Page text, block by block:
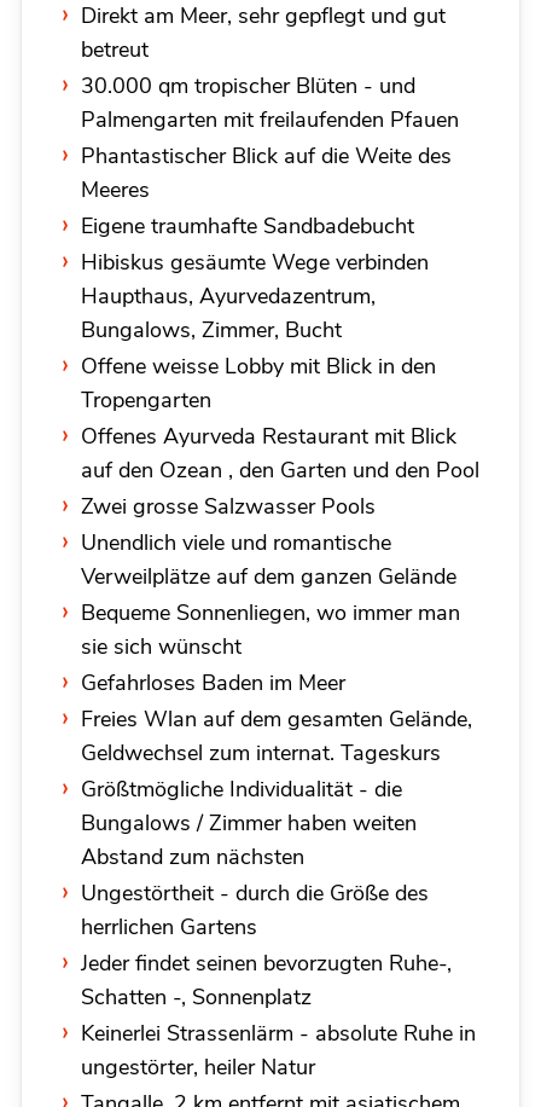
Direkt am Meer, sehr gepflegt und gut
betreut
30.000 qm tropischer Blüten - und
Palmengarten mit freilaufenden Pfauen
Phantastischer Blick auf die Weite des
Meeres
Eigene traumhafte Sandbadebucht
Hibiskus gesäumte Wege verbinden
Haupthaus, Ayurvedazentrum,
Bungalows, Zimmer, Bucht
Offene weisse Lobby mit Blick in den
Tropengarten
Offenes Ayurveda Restaurant mit Blick
auf den Ozean , den Garten und den Pool
Zwei grosse Salzwasser Pools
Unendlich viele und romantische
Verweilplätze auf dem ganzen Gelände
Bequeme Sonnenliegen, wo immer man
sie sich wünscht
Gefahrloses Baden im Meer
Freies Wlan auf dem gesamten Gelände,
Geldwechsel zum internat. Tageskurs
Größtmögliche Individualität - die
Bungalows / Zimmer haben weiten
Abstand zum nächsten
Ungestörtheit - durch die Größe des
herrlichen Gartens
Jeder findet seinen bevorzugten Ruhe-,
Schatten -, Sonnenplatz
Keinerlei Strassenlärm - absolute Ruhe in
ungestörter, heiler Natur